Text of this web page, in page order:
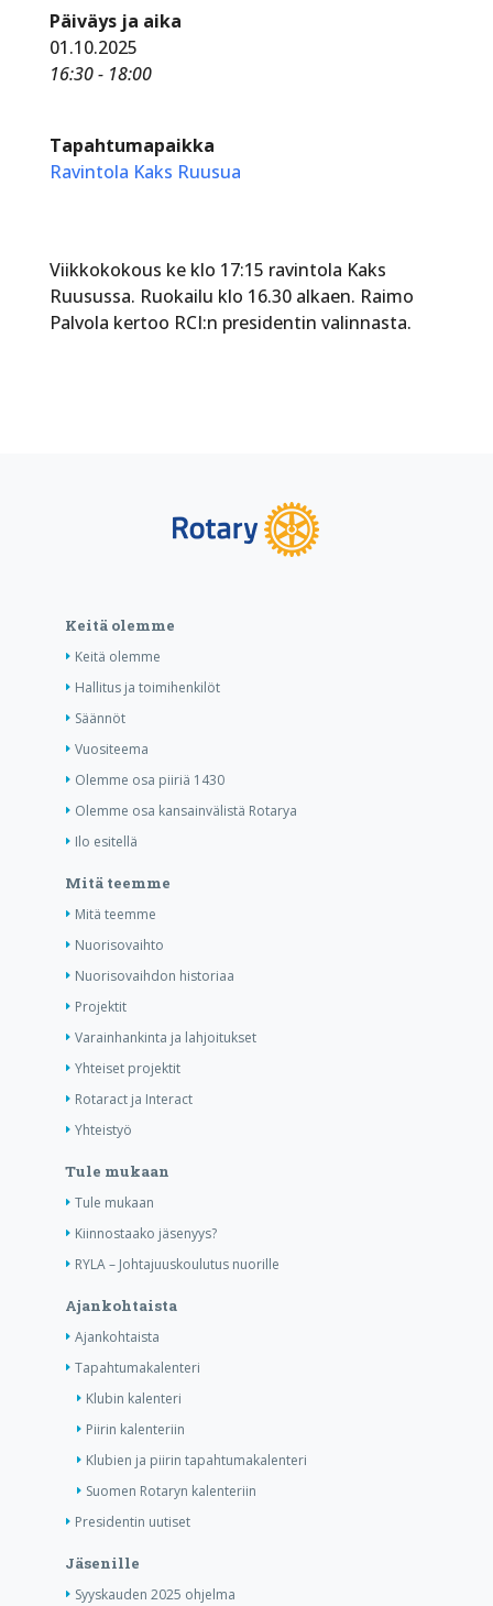
Päiväys ja aika
01.10.2025
16:30 - 18:00
Tapahtumapaikka
Ravintola Kaks Ruusua
Viikkokokous ke klo 17:15 ravintola Kaks
Ruusussa. Ruokailu klo 16.30 alkaen. Raimo
Palvola kertoo RCI:n presidentin valinnasta.
Keitä olemme
Keitä olemme
Hallitus ja toimihenkilöt
Säännöt
Vuositeema
Olemme osa piiriä 1430
Olemme osa kansainvälistä Rotarya
Ilo esitellä
Mitä teemme
Mitä teemme
Nuorisovaihto
Nuorisovaihdon historiaa
Projektit
Varainhankinta ja lahjoitukset
Yhteiset projektit
Rotaract ja Interact
Yhteistyö
Tule mukaan
Tule mukaan
Kiinnostaako jäsenyys?
RYLA – Johtajuuskoulutus nuorille
Ajankohtaista
Ajankohtaista
Tapahtumakalenteri
Klubin kalenteri
Piirin kalenteriin
Klubien ja piirin tapahtumakalenteri
Suomen Rotaryn kalenteriin
Presidentin uutiset
Jäsenille
Syyskauden 2025 ohjelma